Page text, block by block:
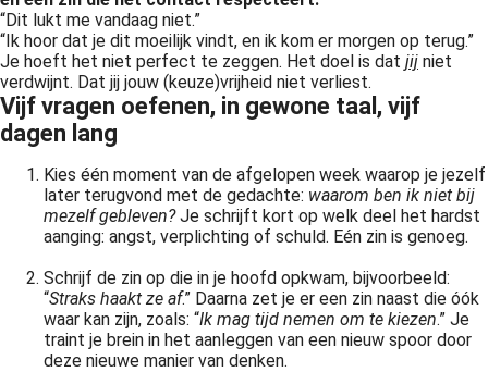
“Dit lukt me vandaag niet.”
“Ik hoor dat je dit moeilijk vindt, en ik kom er morgen op terug.”
Je hoeft het niet perfect te zeggen. Het doel is dat jij niet
verdwijnt. Dat jij jouw (keuze)vrijheid niet verliest.
Vijf vragen oefenen, in gewone taal, vijf
dagen lang
Kies één moment van de afgelopen week waarop je jezelf
later terugvond met de gedachte: waarom ben ik niet bij
mezelf gebleven?Je schrijft kort op welk deel het hardst
aanging: angst, verplichting of schuld. Eén zin is genoeg.
Schrijf de zin op die in je hoofd opkwam, bijvoorbeeld:
“Straks haakt ze af.” Daarna zet je er een zin naast die óók
waar kan zijn, zoals: “Ik mag tijd nemen om te kiezen.” Je
traint je brein in het aanleggen van een nieuw spoor door
deze nieuwe manier van denken.